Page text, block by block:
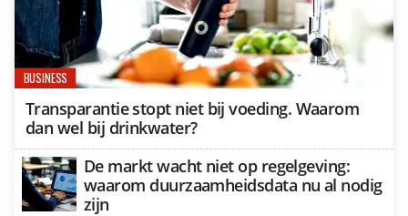
BUSINESS
Transparantie stopt niet bij voeding. Waarom
dan wel bij drinkwater?
De markt wacht niet op regelgeving:
waarom duurzaamheidsdata nu al nodig
zijn